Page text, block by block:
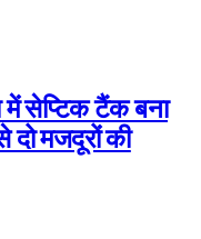
में सेप्टिक टैंक बना
मजदूरों की